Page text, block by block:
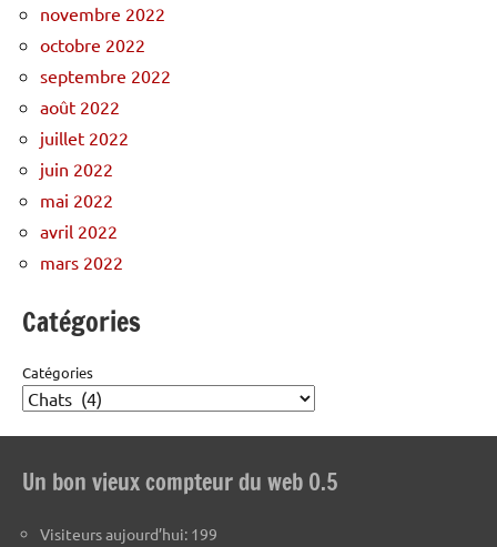
novembre 2022
octobre 2022
septembre 2022
août 2022
juillet 2022
juin 2022
mai 2022
avril 2022
mars 2022
Catégories
Catégories
Un bon vieux compteur du web 0.5
Visiteurs aujourd’hui: 199